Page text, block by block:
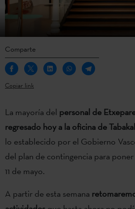
Comparte
Copiar link
La mayoría del personal de
regresado hoy a la oficina de
lo establecido por el Gobierno
del plan de contingencia para
11 de mayo.
A partir de esta semana